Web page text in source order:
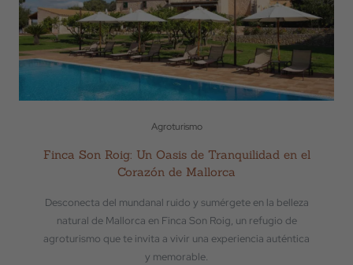
Agroturismo
Finca Son Roig: Un Oasis de Tranquilidad en el
Corazón de Mallorca
Desconecta del mundanal ruido y sumérgete en la belleza
natural de Mallorca en Finca Son Roig, un refugio de
agroturismo que te invita a vivir una experiencia auténtica
y memorable.